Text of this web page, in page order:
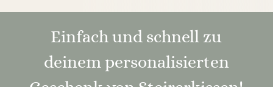
Einfach und schnell zu
deinem personalisierten